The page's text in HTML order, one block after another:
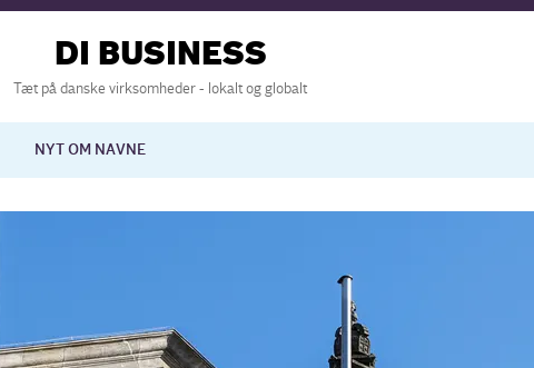
DI BUSINESS
Tæt på danske virksomheder - lokalt og globalt
NYT OM NAVNE